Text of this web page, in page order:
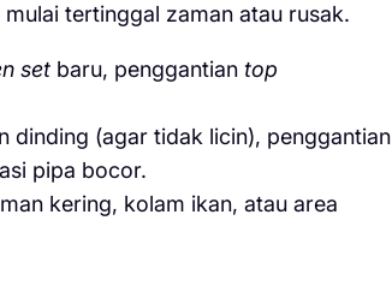
tertinggal zaman atau rusak.
setbaru, penggantian top
dinding (agar tidak licin), penggantian
pipa bocor.
kering, kolam ikan, atau area